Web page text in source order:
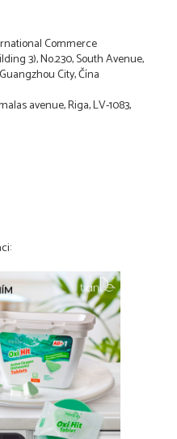
Commerce
3), No.230, South Avenue,
City, Čína
avenue, Riga, LV-1083,